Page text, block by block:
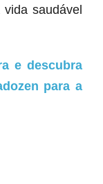
saudável
e descubra
para a